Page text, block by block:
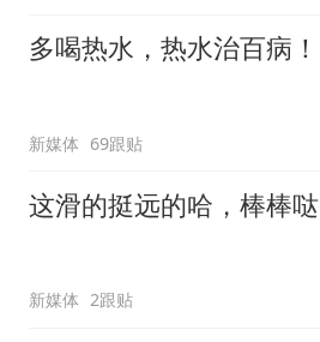
多喝热水，热水治百病！
新媒体 69跟贴
这滑的挺远的哈，棒棒哒
新媒体 2跟贴